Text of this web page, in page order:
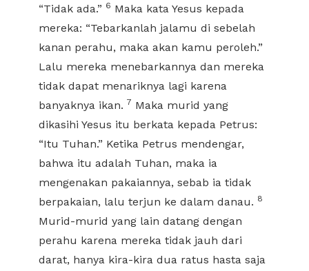
“Tidak ada.” 6 Maka kata Yesus kepada
mereka: “Tebarkanlah jalamu di sebelah
kanan perahu, maka akan kamu peroleh.”
Lalu mereka menebarkannya dan mereka
tidak dapat menariknya lagi karena
banyaknya ikan. 7 Maka murid yang
dikasihi Yesus itu berkata kepada Petrus:
“Itu Tuhan.” Ketika Petrus mendengar,
bahwa itu adalah Tuhan, maka ia
mengenakan pakaiannya, sebab ia tidak
berpakaian, lalu terjun ke dalam danau. 8
Murid-murid yang lain datang dengan
perahu karena mereka tidak jauh dari
darat, hanya kira-kira dua ratus hasta saja